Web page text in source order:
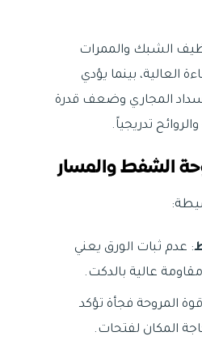
الشبك والممرات
العالية، بينما يؤدي
المجاري وضعف قدرة
تدريجياً.
الشفط والمسار
: عدم ثبات الورق يعني
عالية بالدكت.
قوة المروحة فجأة تؤكد
المكان لفتحات.